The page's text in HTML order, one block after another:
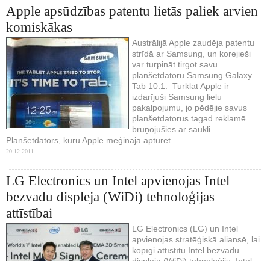
Apple apsūdzības patentu lietās paliek arvien
komiskākas
Austrālijā Apple zaudēja patentu
strīdā ar Samsung, un korejieši
var turpināt tirgot savu
planšetdatoru Samsung Galaxy
Tab 10.1. Turklāt Apple ir
izdarījuši Samsung lielu
pakalpojumu, jo pēdējie savus
planšetdatorus tagad reklamē
bruņojušies ar saukli –
Planšetdators, kuru Apple mēģināja apturēt.
20.12.2011.
LG Electronics un Intel apvienojas Intel
bezvadu displeja (WiDi) tehnoloģijas
attīstībai
LG Electronics (LG) un Intel
apvienojas stratēģiskā aliansē, lai
kopīgi attīstītu Intel bezvadu